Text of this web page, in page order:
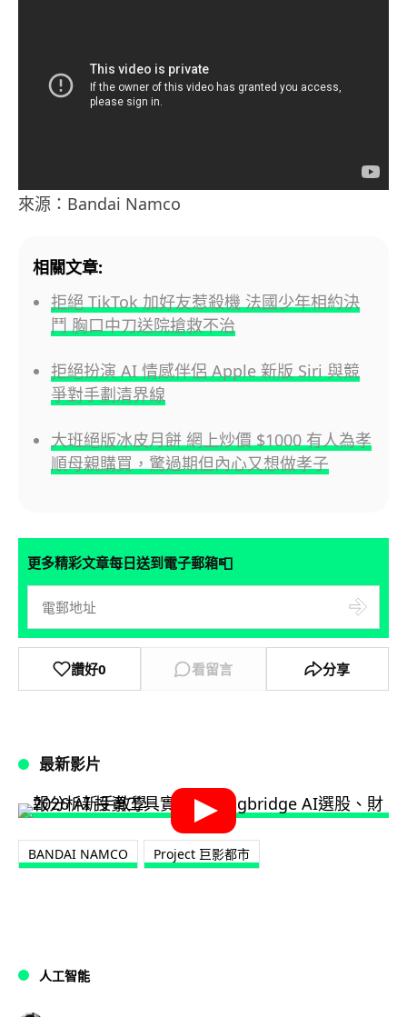
來源：Bandai Namco
相關文章:
拒絕 TikTok 加好友惹殺機 法國少年相約決
鬥 胸口中刀送院搶救不治
拒絕扮演 AI 情感伴侶 Apple 新版 Siri 與競
爭對手劃清界線
大班絕版冰皮月餅 網上炒價 $1000 有人為孝
順母親購買，驚過期但內心又想做孝子
更多精彩文章每日送到電子郵箱📮
讚好0 看留言 分享
最新影片
BANDAI NAMCO Project 巨影都市
人工智能